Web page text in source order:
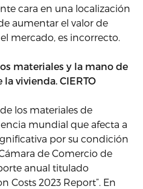
cara en una localización
aumentar el valor de
mercado, es incorrecto.
materiales y la mano de
vivienda. CIERTO
los materiales de
mundial que afecta a
por su condición
de Comercio de
anual titulado
Costs 2023 Report”. En